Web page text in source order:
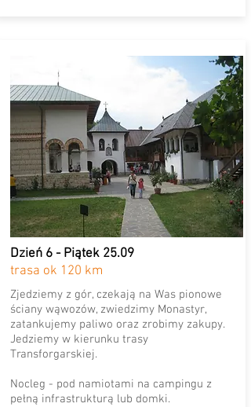
Dzień 6 - Piątek 25.09
trasa ok 120 km
Zjedziemy z gór, czekają na Was pionowe
ściany wąwozów, zwiedzimy Monastyr,
zatankujemy paliwo oraz zrobimy zakupy.
Jedziemy w kierunku trasy
Transforgarskiej.
Nocleg - pod namiotami na campingu z
pełną infrastrukturą lub domki.